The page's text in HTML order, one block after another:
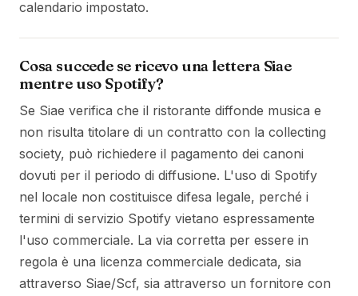
calendario impostato.
Cosa succede se ricevo una lettera Siae
mentre uso Spotify?
Se Siae verifica che il ristorante diffonde musica e
non risulta titolare di un contratto con la collecting
society, può richiedere il pagamento dei canoni
dovuti per il periodo di diffusione. L'uso di Spotify
nel locale non costituisce difesa legale, perché i
termini di servizio Spotify vietano espressamente
l'uso commerciale. La via corretta per essere in
regola è una licenza commerciale dedicata, sia
attraverso Siae/Scf, sia attraverso un fornitore con